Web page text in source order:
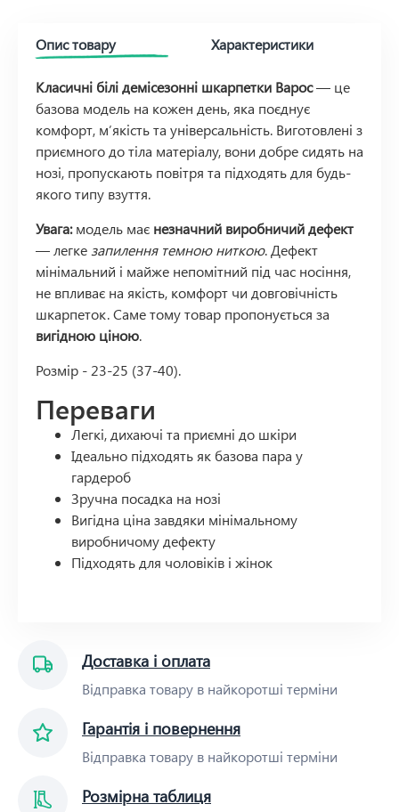
Доставка і оплата
Відправка товару в найкоротші терміни
Гарантія і повернення
Відправка товару в найкоротші терміни
Розмірна таблиця
Опис товару Характеристики
Класичні білі демісезонні шкарпетки Варос— це
базова модель на кожен день, яка поєднує
комфорт, м’якість та універсальність. Виготовлені з
приємного до тіла матеріалу, вони добре сидять на
нозі, пропускають повітря та підходять для будь-
якого типу взуття.
Увага:модель має незначний виробничий дефект
— легке запилення темною ниткою. Дефект
мінімальний і майже непомітний під час носіння,
не впливає на якість, комфорт чи довговічність
шкарпеток. Саме тому товар пропонується за
вигідною ціною.
Розмір - 23-25 (37-40).
Переваги
Легкі, дихаючі та приємні до шкіри
Ідеально підходять як базова пара у
гардероб
Зручна посадка на нозі
Вигідна ціна завдяки мінімальному
виробничому дефекту
Підходять для чоловіків і жінок